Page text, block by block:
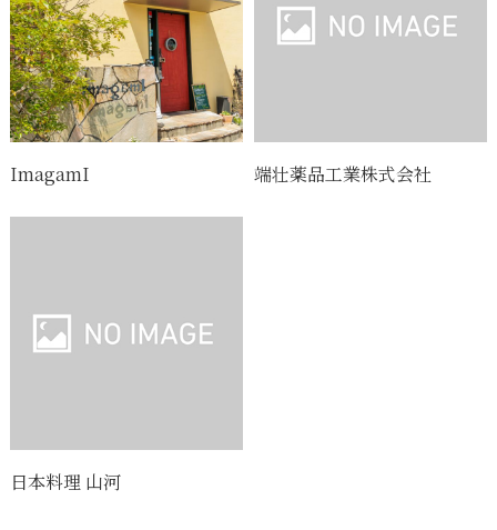
ImagamI 端壮薬品工業株式会社
日本料理 山河